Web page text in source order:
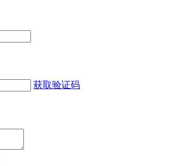
获取验证码